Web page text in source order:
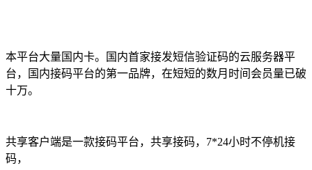
本平台大量国内卡。国内首家接发短信验证码的云服务器平
台，国内接码平台的第一品牌，在短短的数月时间会员量已破
十万。
共享客户端是一款接码平台，共享接码，7*24小时不停机接
码，